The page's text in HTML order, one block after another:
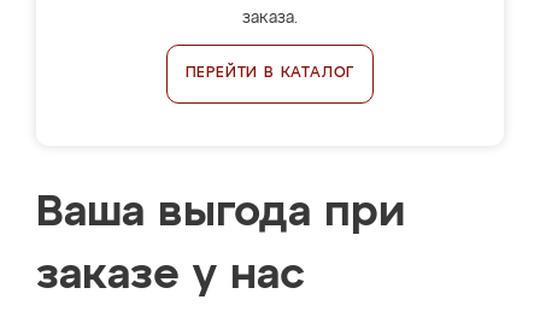
заказа.
ПЕРЕЙТИ В КАТАЛОГ
Ваша выгода при
заказе у нас